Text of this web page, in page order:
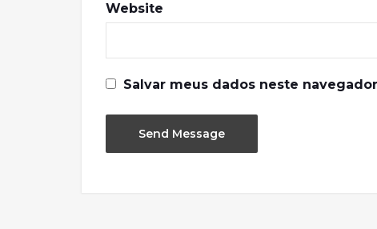
Website
Salvar meus dados neste